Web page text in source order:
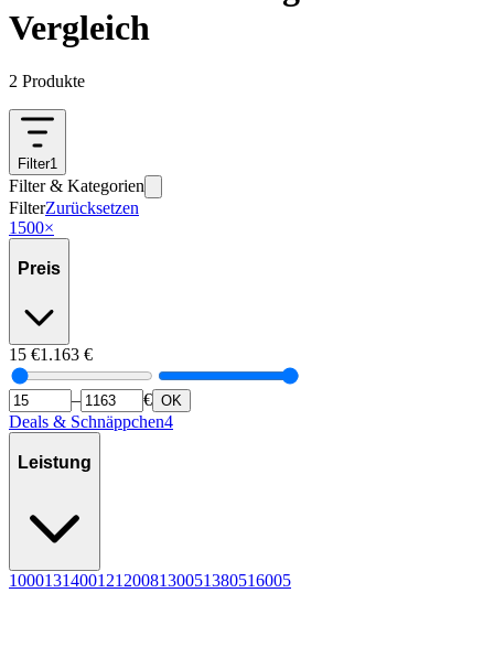
Vergleich
2 Produkte
Filter1
Filter & Kategorien
FilterZurücksetzen
1500×
Preis
15 €1.163 €
– € OK
Deals & Schnäppchen4
Leistung
10001314001212008130051380516005